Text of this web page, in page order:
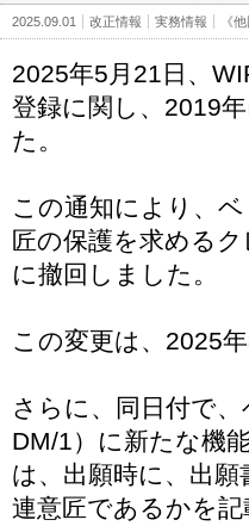
2025.09.01 改正情報 実務情報 《
2025年5月21日、
登録に関し、2019
た。
この通知により、
匠の保護を求める
に撤回しました。
この変更は、2025
さらに、同日付で
DM/1）に新たな機
は、出願時に、出
連意匠であるかを